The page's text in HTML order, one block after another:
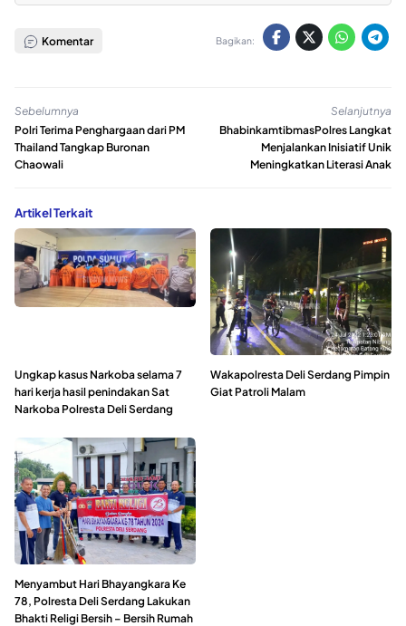
Komentar Bagikan:
Sebelumnya
Polri Terima Penghargaan dari PM
Thailand Tangkap Buronan
Chaowali
Selanjutnya
BhabinkamtibmasPolres Langkat
Menjalankan Inisiatif Unik
Meningkatkan Literasi Anak
Artikel Terkait
Ungkap kasus Narkoba selama 7
hari kerja hasil penindakan Sat
Narkoba Polresta Deli Serdang
Wakapolresta Deli Serdang Pimpin
Giat Patroli Malam
Menyambut Hari Bhayangkara Ke
78, Polresta Deli Serdang Lakukan
Bhakti Religi Bersih – Bersih Rumah